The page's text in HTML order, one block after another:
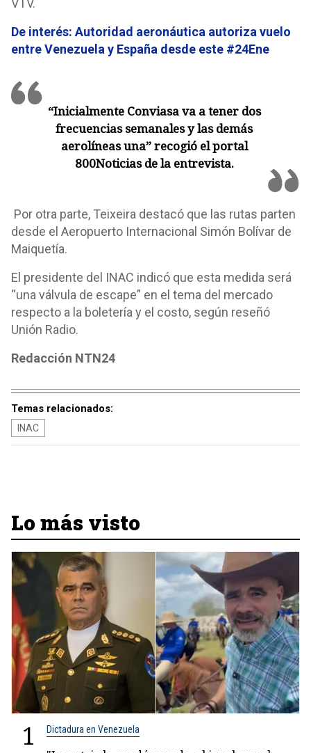
VTV.
De interés: Autoridad aeronáutica autoriza vuelo
entre Venezuela y España desde este #24Ene
“Inicialmente Conviasa va a tener dos
frecuencias semanales y las demás
aerolíneas una” recogió el portal
800Noticias de la entrevista.
Por otra parte, Teixeira destacó que las rutas parten
desde el Aeropuerto Internacional Simón Bolívar de
Maiquetía.
El presidente del INAC indicó que esta medida será
“una válvula de escape” en el tema del mercado
respecto a la boletería y el costo, según reseñó
Unión Radio.
Redacción NTN24
Temas relacionados:
INAC
Lo más visto
1 Dictadura en Venezuela